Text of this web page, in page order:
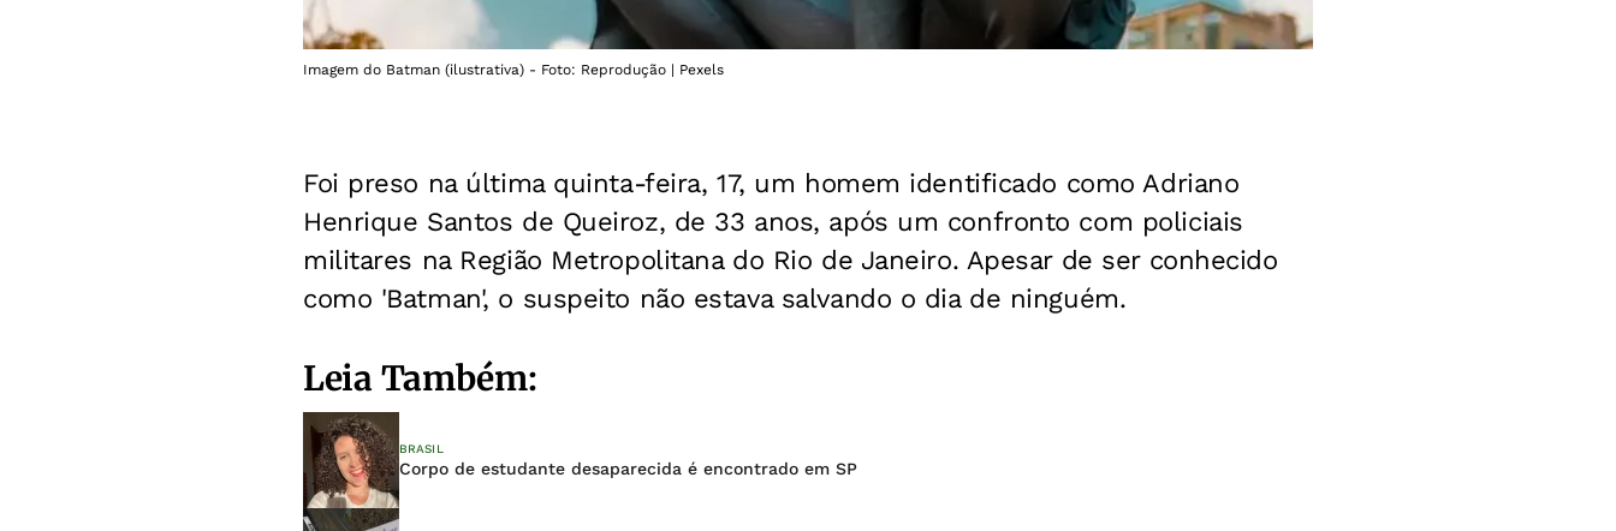
Imagem do Batman (ilustrativa) - Foto: Reprodução | Pexels
Foi preso na última quinta-feira, 17, um homem identificado como Adriano
Henrique Santos de Queiroz, de 33 anos, após um confronto com policiais
militares na Região Metropolitana do Rio de Janeiro. Apesar de ser conhecido
como 'Batman', o suspeito não estava salvando o dia de ninguém.
Leia Também:
BRASIL
Corpo de estudante desaparecida é encontrado em SP